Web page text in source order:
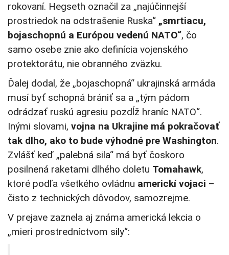
rokovaní. Hegseth označil za „najúčinnejší
prostriedok na odstrašenie Ruska“ „smrtiacu,
bojaschopnú a Európou vedenú NATO“, čo
samo osebe znie ako definícia vojenského
protektorátu, nie obranného zväzku.
Ďalej dodal, že „bojaschopná“ ukrajinská armáda
musí byť schopná brániť sa a „tým pádom
odrádzať ruskú agresiu pozdĺž hraníc NATO“.
Inými slovami, vojna na Ukrajine má pokračovať
tak dlho, ako to bude výhodné pre Washington.
Zvlášť keď „palebná sila“ má byť čoskoro
posilnená raketami dlhého doletu Tomahawk,
ktoré podľa všetkého ovládnu americkí vojaci –
čisto z technických dôvodov, samozrejme.
V prejave zaznela aj známa americká lekcia o
„mieri prostredníctvom sily“: